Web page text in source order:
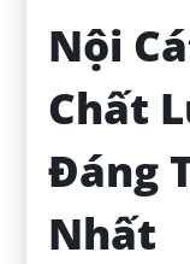
Nội
Chất
Đáng
Nhất